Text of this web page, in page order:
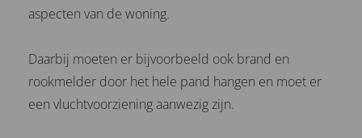
aspecten van de woning.
Daarbij moeten er bijvoorbeeld ook brand en
rookmelder door het hele pand hangen en moet er
een vluchtvoorziening aanwezig zijn.